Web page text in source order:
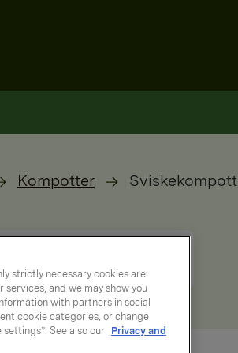
Kompotter Sviskekompott
strictly necessary cookies are
and we may show you
with partners in social
cookie categories, or change
See also our Privacy and